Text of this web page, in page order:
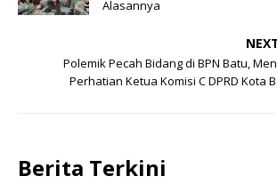
Alasannya
Polemik Pecah Bidang di BPN Batu,
Perhatian Ketua Komisi C DPRD Kota
Berita Terkini